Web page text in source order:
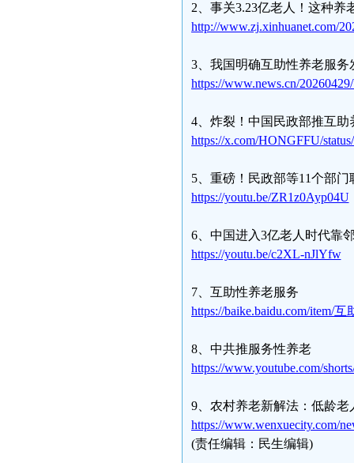
2、事关3.23亿老人！这种养
http://www.zj.xinhuanet.com/
3、我国明确互助性养老服务
https://www.news.cn/
4、炸裂！中国民政部推互助
https://x.com/HONGFFU/
5、重磅！民政部等11个部
https://youtu.be/ZR1z0Ayp04U
6、中国进入3亿老人时代靠
https://youtu.be/c2XL-nJlYfw
7、互助性养老服务
https://baike.baidu.com/item/
8、中共推服务性养老
https://www.youtube.com/
9、农村养老新解法：低龄老
https://www.wenxuecity.com/
(责任编辑：民生编辑)